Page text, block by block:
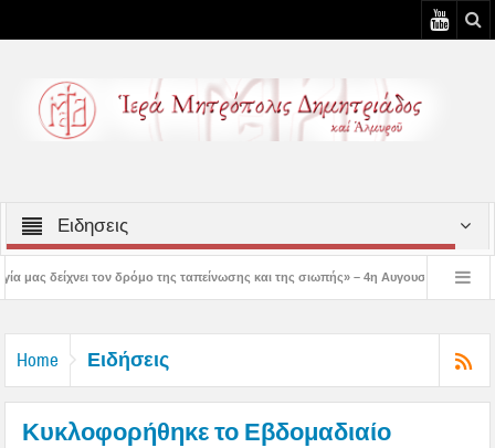
Ειδησεις
της ταπείνωσης και της σιωπής» – 4η Αυγουστιάτικη Παράκληση στην
Home Ειδήσεις
Κυκλοφορήθηκε το Εβδομαδιαίο